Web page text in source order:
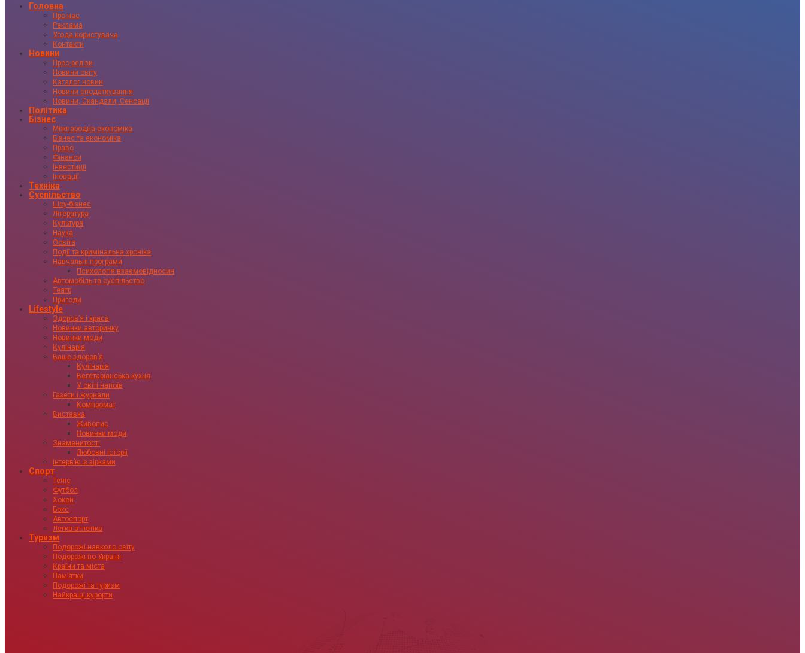
Головна
Про нас
Реклама
Угода користувача
Контакти
Новини
Прес-релізи
Новини світу
Каталог новин
Новини оподаткування
Новини, Скандали, Сенсації
Політика
Бізнес
Міжнародна економіка
Бізнес та економіка
Право
Фінанси
Інвестиції
Іновації
Техніка
Суспільство
Шоу-бізнес
Література
Культура
Наука
Освіта
Події та кримінальна хроніка
Навчальні програми
Психологія взаємовідносин
Автомобіль та суспільство
Театр
Пригоди
Lifestyle
Здоровʼя і краса
Новинки авторинку
Новинки моди
Кулінарія
Ваше здоровʼя
Кулінарія
Вегетаріанська кухня
У світі напоїв
Газети і журнали
Компромат
Виставка
Живопис
Новинки моди
Знаменитості
Любовні історії
Інтервʼю із зірками
Спорт
Теніс
Футбол
Хокей
Бокс
Автоспорт
Легка атлетіка
Туризм
Подорожі навколо світу
Подорожі по Україні
Країни та міста
Пам’ятки
Подорожі та туризм
Найкращі курорти